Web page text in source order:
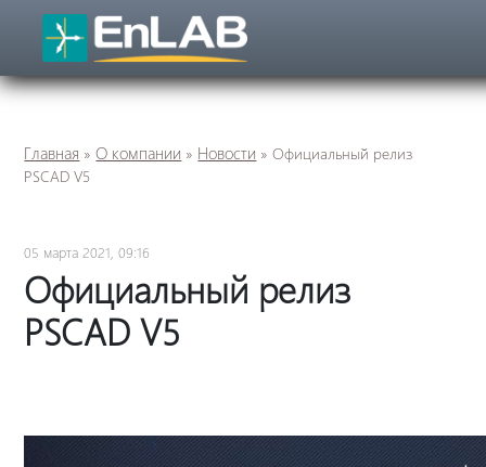
Главная »О компании » Новости »Официальный релиз
PSCAD V5
05 марта 2021, 09:16
Официальный релиз
PSCAD V5